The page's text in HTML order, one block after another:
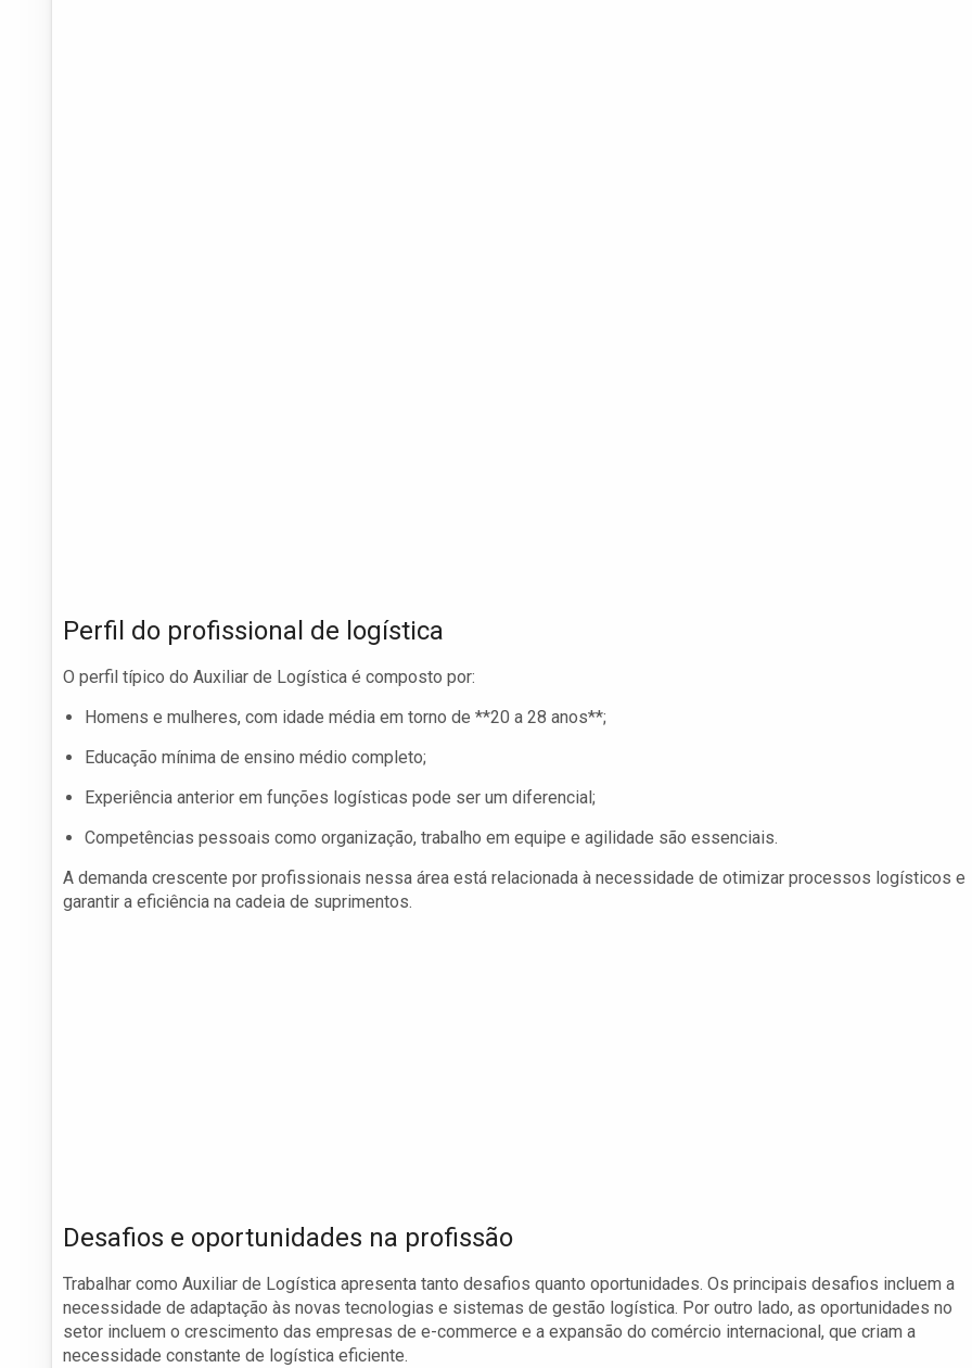
Perfil do profissional de logística
O perfil típico do Auxiliar de Logística é composto por:
Homens e mulheres, com idade média em torno de **20 a 28 anos**;
Educação mínima de ensino médio completo;
Experiência anterior em funções logísticas pode ser um diferencial;
Competências pessoais como organização, trabalho em equipe e agilidade são essenciais.
A demanda crescente por profissionais nessa área está relacionada à necessidade de otimizar processos logísticos e
garantir a eficiência na cadeia de suprimentos.
Desafios e oportunidades na profissão
Trabalhar como Auxiliar de Logística apresenta tanto desafios quanto oportunidades. Os principais desafios incluem a
necessidade de adaptação às novas tecnologias e sistemas de gestão logística. Por outro lado, as oportunidades no
setor incluem o crescimento das empresas de e-commerce e a expansão do comércio internacional, que criam a
necessidade constante de logística eficiente.